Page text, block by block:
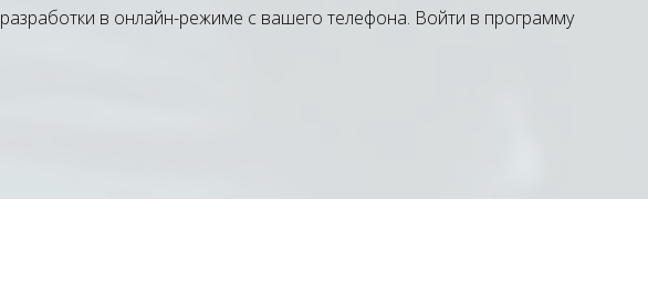
разработки в онлайн-режиме с вашего телефона. Войти в программу